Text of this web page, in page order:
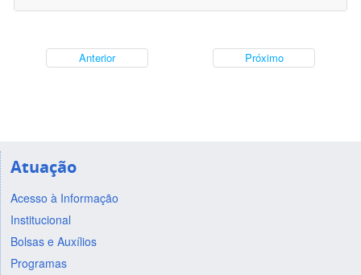
Anterior Próximo
Atuação
Acesso à Informação
Institucional
Bolsas e Auxílios
Programas